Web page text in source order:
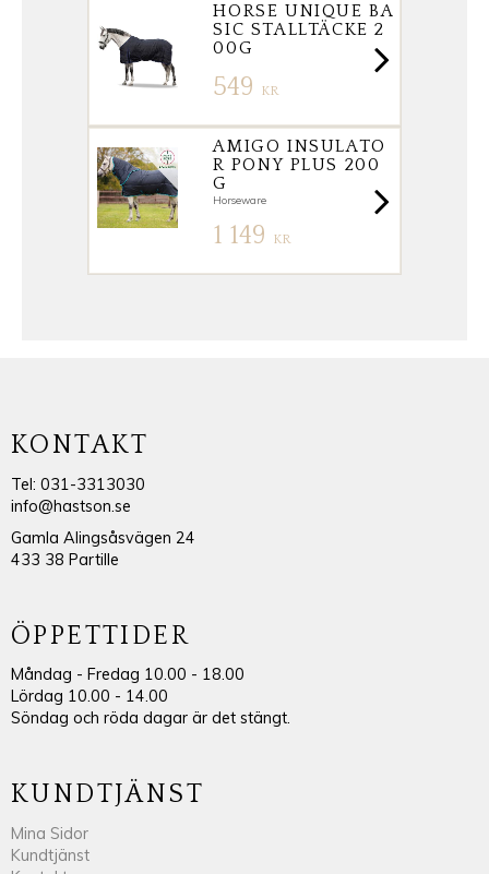
HORSE UNIQUE BA
SIC STALLTÄCKE 2
00G
549 KR
AMIGO INSULATO
R PONY PLUS 200
G
Horseware
1 149 KR
KONTAKT
Tel: 031-3313030
info@hastson.se
Gamla Alingsåsvägen 24
433 38 Partille
ÖPPETTIDER
Måndag - Fredag 10.00 - 18.00
Lördag 10.00 - 14.00
Söndag och röda dagar är det stängt.
KUNDTJÄNST
Mina Sidor
Kundtjänst